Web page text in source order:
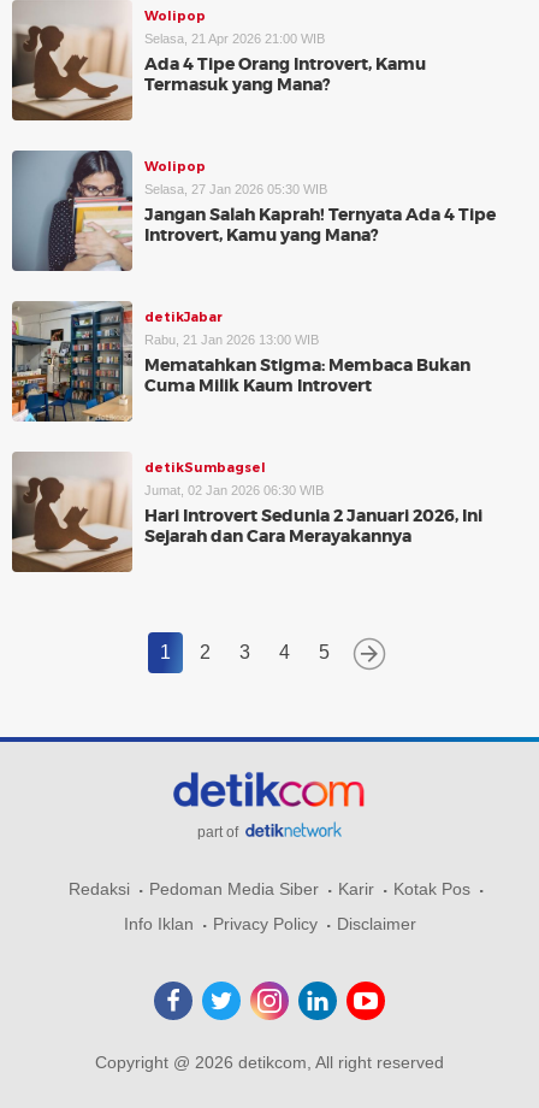
Wolipop
Selasa, 21 Apr 2026 21:00 WIB
Ada 4 Tipe Orang Introvert, Kamu
Termasuk yang Mana?
Wolipop
Selasa, 27 Jan 2026 05:30 WIB
Jangan Salah Kaprah! Ternyata Ada 4 Tipe
Introvert, Kamu yang Mana?
detikJabar
Rabu, 21 Jan 2026 13:00 WIB
Mematahkan Stigma: Membaca Bukan
Cuma Milik Kaum Introvert
detikSumbagsel
Jumat, 02 Jan 2026 06:30 WIB
Hari Introvert Sedunia 2 Januari 2026, Ini
Sejarah dan Cara Merayakannya
1 2 3 4 5
part of
Redaksi Pedoman Media Siber Karir
Kotak Pos
Info Iklan
Privacy Policy Disclaimer
Copyright @ 2026 detikcom, All right reserved